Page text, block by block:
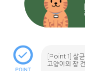
[Point 1] 살
고양이의 장